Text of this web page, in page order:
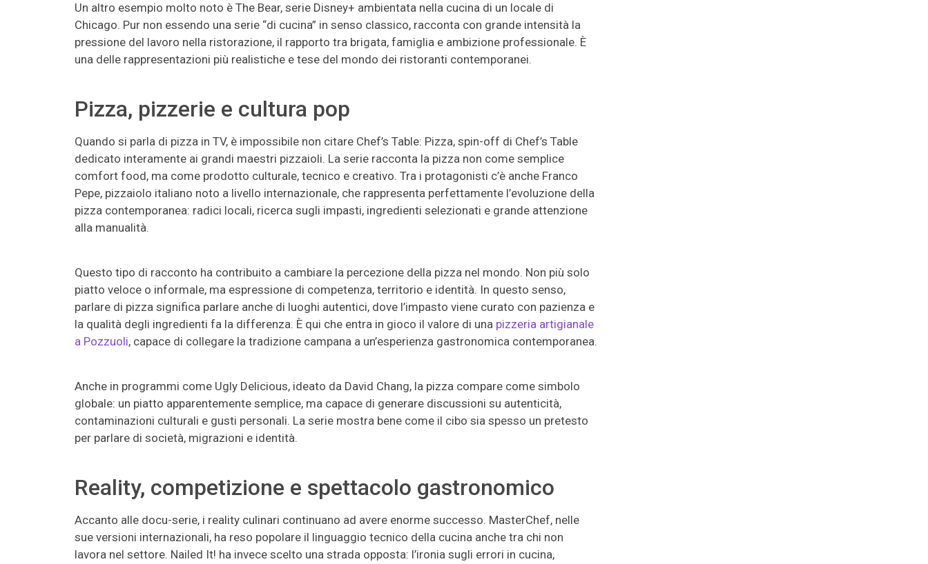
Un altro esempio molto noto è The Bear, serie Disney+ ambientata nella cucina di un locale di
Chicago. Pur non essendo una serie “di cucina” in senso classico, racconta con grande intensità la
pressione del lavoro nella ristorazione, il rapporto tra brigata, famiglia e ambizione professionale. È
una delle rappresentazioni più realistiche e tese del mondo dei ristoranti contemporanei.
Pizza, pizzerie e cultura pop
Quando si parla di pizza in TV, è impossibile non citare Chef’s Table: Pizza, spin-off di Chef’s Table
dedicato interamente ai grandi maestri pizzaioli. La serie racconta la pizza non come semplice
comfort food, ma come prodotto culturale, tecnico e creativo. Tra i protagonisti c’è anche Franco
Pepe, pizzaiolo italiano noto a livello internazionale, che rappresenta perfettamente l’evoluzione della
pizza contemporanea: radici locali, ricerca sugli impasti, ingredienti selezionati e grande attenzione
alla manualità.
Questo tipo di racconto ha contribuito a cambiare la percezione della pizza nel mondo. Non più solo
piatto veloce o informale, ma espressione di competenza, territorio e identità. In questo senso,
parlare di pizza significa parlare anche di luoghi autentici, dove l’impasto viene curato con pazienza e
la qualità degli ingredienti fa la differenza. È qui che entra in gioco il valore di una pizzeria artigianale
a Pozzuoli, capace di collegare la tradizione campana a un’esperienza gastronomica contemporanea.
Anche in programmi come Ugly Delicious, ideato da David Chang, la pizza compare come simbolo
globale: un piatto apparentemente semplice, ma capace di generare discussioni su autenticità,
contaminazioni culturali e gusti personali. La serie mostra bene come il cibo sia spesso un pretesto
per parlare di società, migrazioni e identità.
Reality, competizione e spettacolo gastronomico
Accanto alle docu-serie, i reality culinari continuano ad avere enorme successo. MasterChef, nelle
sue versioni internazionali, ha reso popolare il linguaggio tecnico della cucina anche tra chi non
lavora nel settore. Nailed It! ha invece scelto una strada opposta: l’ironia sugli errori in cucina,